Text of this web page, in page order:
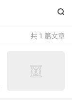

共 1 篇文章